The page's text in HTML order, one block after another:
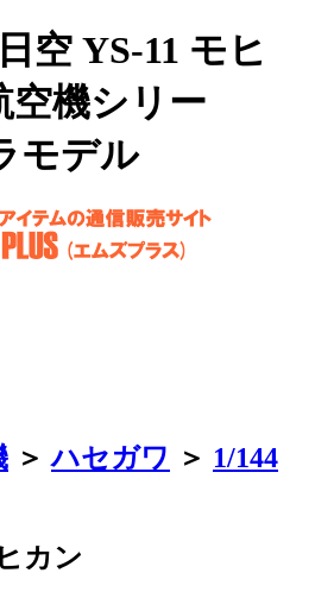
空 YS-11 モヒ
空機シリー
モデル
＞ ハセガワ ＞ 1/144
カン